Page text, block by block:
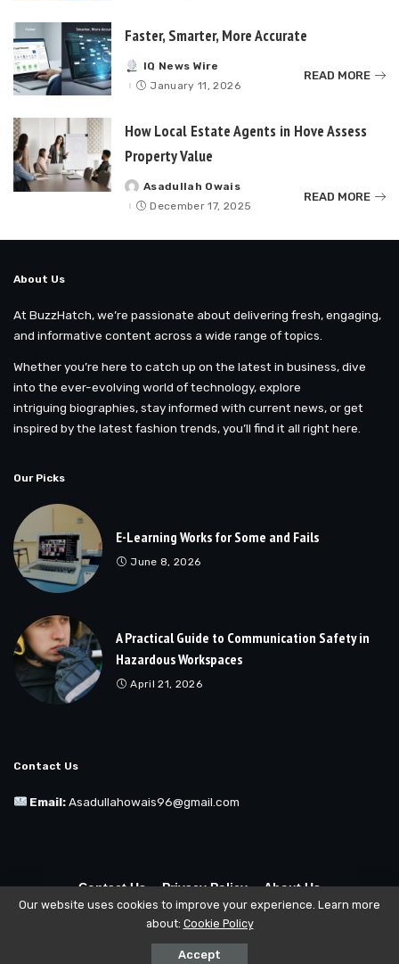
Faster, Smarter, More Accurate
Posted
by
IQ News Wire
January 11, 2026
READ MORE
How Local Estate Agents in Hove Assess
Property Value
Posted
by
Asadullah Owais
December 17, 2025
READ MORE
About Us
At BuzzHatch, we’re passionate about delivering fresh, engaging,
and informative content across a wide range of topics.
Whether you’re here to catch up on the latest in business, dive
into the ever-evolving world of technology, explore
intriguing biographies, stay informed with current news, or get
inspired by the latest fashion trends, you’ll find it all right here.
Our Picks
E-Learning Works for Some and Fails
June 8, 2026
A Practical Guide to Communication Safety in
Hazardous Workspaces
April 21, 2026
Contact Us
Email: Asadullahowais96@gmail.com
Contact Us Privacy Policy About Us
© Copyright 2025 Buzzhatch All Rights Reserved
Our website uses cookies to improve your experience. Learn more
about: Cookie Policy
Accept